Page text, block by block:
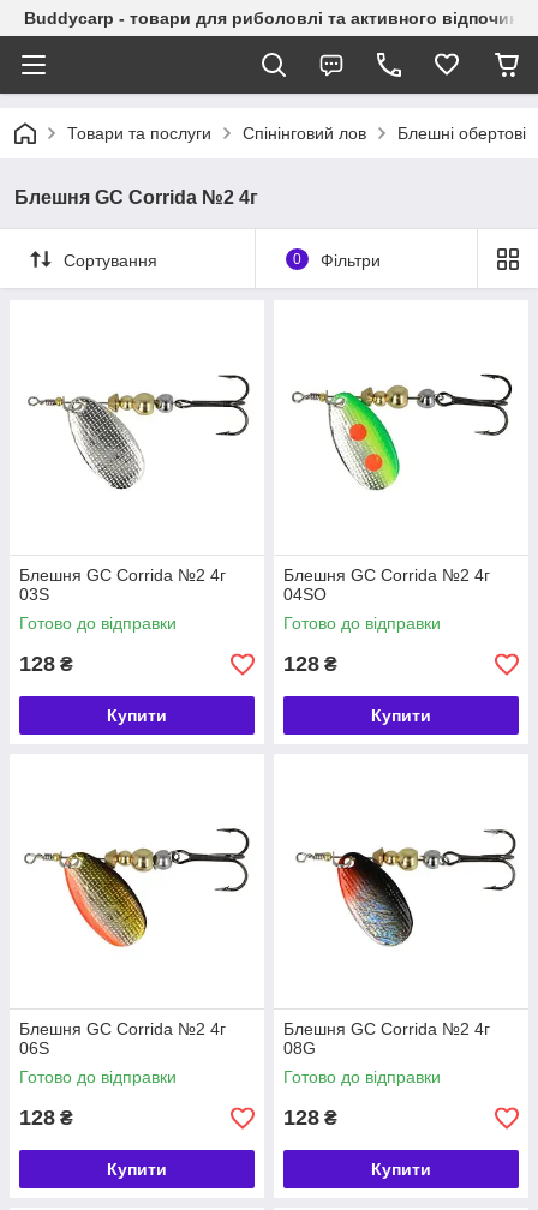
Buddycarp - товари для риболовлі та активного
Товари та послуги Спінінговий лов Блешні обертові
Блешня GC Corrida №2 4г
Сортування 0 Фільтри
Блешня GC Corrida №2 4г
03S
Готово до відправки
128 ₴
Купити
Блешня GC Corrida №2 4г
04SO
Готово до відправки
128 ₴
Купити
Блешня GC Corrida №2 4г
06S
Готово до відправки
128 ₴
Купити
Блешня GC Corrida №2 4г
08G
Готово до відправки
128 ₴
Купити